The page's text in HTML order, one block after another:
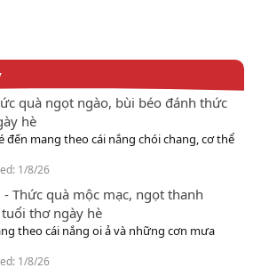
quà ngọt ngào, bùi béo đánh thức
hè
đến mang theo cái nắng chói chang, cơ thể
1/8/26
Thức quà mộc mạc, ngọt thanh
thơ ngày hè
theo cái nắng oi ả và những cơn mưa
1/8/26